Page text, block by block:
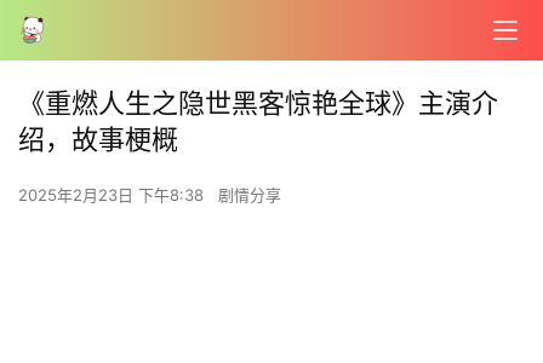
《重燃人生之隐世黑客惊艳全球》主演介
绍，故事梗概
2025年2月23日 下午8:38 剧情分享